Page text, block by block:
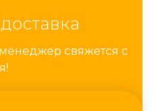
свяжется с